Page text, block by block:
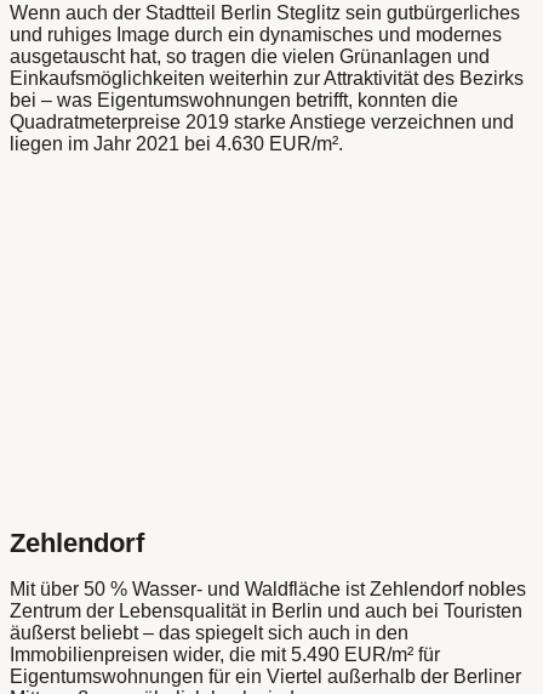
Wenn auch der Stadtteil Berlin Steglitz sein gutbürgerliches
und ruhiges Image durch ein dynamisches und modernes
ausgetauscht hat, so tragen die vielen Grünanlagen und
Einkaufsmöglichkeiten weiterhin zur Attraktivität des Bezirks
bei – was Eigentumswohnungen betrifft, konnten die
Quadratmeterpreise 2019 starke Anstiege verzeichnen und
liegen im Jahr 2021 bei 4.630 EUR/m².
Zehlendorf
Mit über 50 % Wasser- und Waldfläche ist Zehlendorf nobles
Zentrum der Lebensqualität in Berlin und auch bei Touristen
äußerst beliebt – das spiegelt sich auch in den
Immobilienpreisen wider, die mit 5.490 EUR/m² für
Eigentumswohnungen für ein Viertel außerhalb der Berliner